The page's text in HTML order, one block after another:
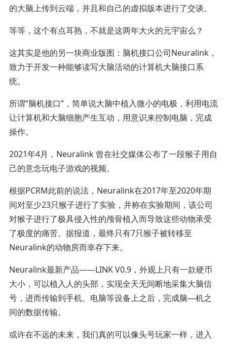
的大脑上传到云端，并且和自己的虚拟版本进行了交谈。
等等，这个有点耳熟，不就是这两年大火的元宇宙么？
这其实是他的另一块商业版图：脑机接口公司Neuralink，
致力于开发一种能够读写大脑活动的计算机大脑接口系
统。
所谓“脑机接口”，简单说大脑中植入微小的电极，利用电流
让计算机和大脑细胞产生互动，用意识来控制电脑，完成
操作。
2021年4月，Neuralink 曾在社交媒体公布了一段猴子用自
己的意念玩电子游戏的视频。
根据PCRM此前的说法，Neuralink在2017年至2020年期
间对至少23只猴子进行了实验，并称在实验期间，该公司
对猴子进行了极具侵入性的颅骨植入而导致这些动物承受
了极度的痛苦。据报道，最终只有7只猴子被转移至
Neuralink的动物房而幸存下来。
Neuralink最新产品——LINK V0.9，外观上只有一款硬币
大小，可以植入人的头部，实现全天无间断地采集大脑信
号，进而传输到手机、电脑等设备上之后，完成脑—机之
间的数据传输。
或许在不远的未来，我们真的可以像头号玩家一样，进入